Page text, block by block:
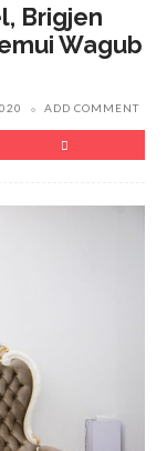
Brigjen
Wagub
ADD COMMENT